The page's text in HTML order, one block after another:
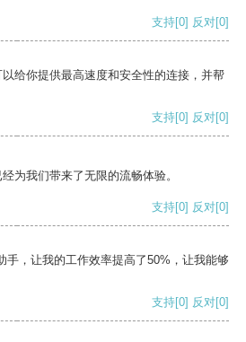
支持[0] 反对[0]
给你提供最高速度和安全性的连接，并帮
支持[0] 反对[0]
为我们带来了无限的流畅体验。
支持[0] 反对[0]
手，让我的工作效率提高了50%，让我能够
支持[0] 反对[0]